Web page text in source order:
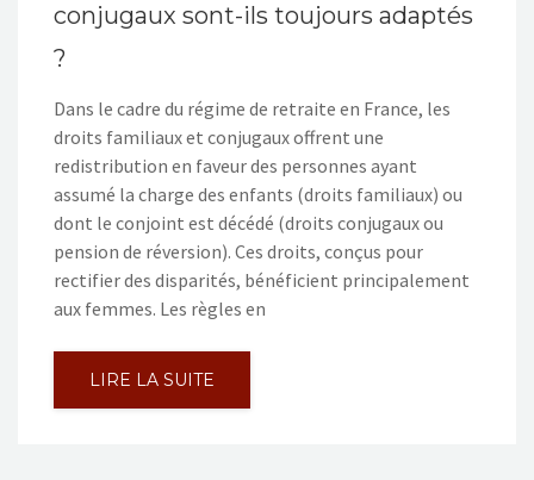
conjugaux sont-ils toujours adaptés
?
Dans le cadre du régime de retraite en France, les
droits familiaux et conjugaux offrent une
redistribution en faveur des personnes ayant
assumé la charge des enfants (droits familiaux) ou
dont le conjoint est décédé (droits conjugaux ou
pension de réversion). Ces droits, conçus pour
rectifier des disparités, bénéficient principalement
aux femmes. Les règles en
LIRE LA SUITE